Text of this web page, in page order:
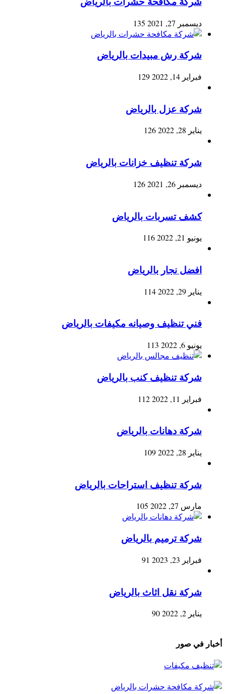
ديسمبر 27, 2021 135
شركة رش مبيدات بالرياض
فبراير 14, 2022 129
شركة عزل بالرياض
يناير 28, 2022 126
شركة تنظيف خزانات بالرياض
ديسمبر 26, 2021 126
كشف تسربات بالرياض
يونيو 21, 2022 116
افضل نجار بالرياض
يناير 29, 2022 114
فني تنظيف وصيانه مكيفات بالرياض
يونيو 6, 2022 113
شركة تنظيف كنب بالرياض
فبراير 11, 2022 112
شركة دهانات بالرياض
يناير 28, 2022 109
شركة تنظيف استراحات بالرياض
مارس 27, 2022 105
شركة ترميم بالرياض
فبراير 23, 2023 91
شركة نقل اثاث بالرياض
يناير 2, 2022 90
أخبار في صور